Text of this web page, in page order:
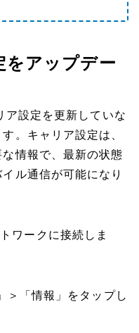
をアップデー
設定を更新していな
。キャリア設定は、
情報で、最新の状態
ル通信が可能になり
ワークに接続しま
＞「情報」をタップし